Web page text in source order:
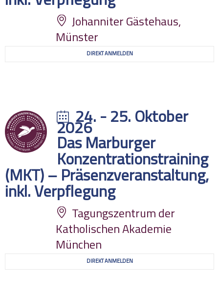
Johanniter Gästehaus,
Münster
DIREKT ANMELDEN
24. - 25. Oktober
2026
Das Marburger
Konzentrationstraining
(MKT) – Präsenzveranstaltung,
inkl. Verpflegung
Tagungszentrum der
Katholischen Akademie
München
DIREKT ANMELDEN